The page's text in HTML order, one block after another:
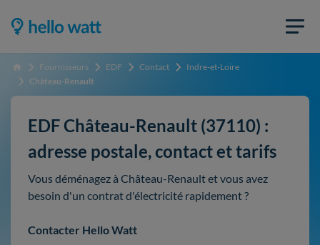
Accueil Fournisseurs EDF Contact
Indre-et-Loire
Château-Renault
EDF Château-Renault (37110) :
adresse postale, contact et tarifs
Vous déménagez à Château-Renault et vous avez
besoin d'un contrat d'électricité rapidement ?
Contacter Hello Watt